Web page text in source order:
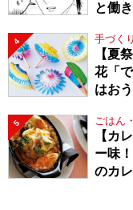
と働
4 手づくり
【夏
花「
はお
5 ごはん
【カ
ー味
のカ